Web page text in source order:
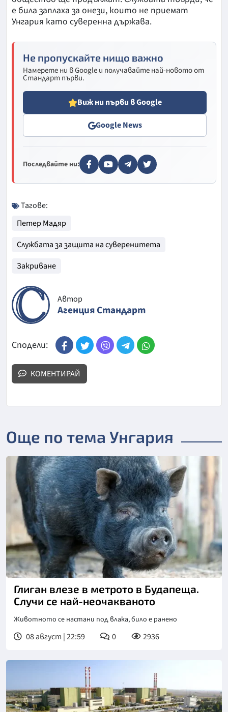
е била заплаха за онези, които не приемат
Унгария като суверенна държава.
Не пропускайте нищо важно
Намерете ни в Google и получавайте най-новото от
Стандарт първи.
Виж ни първи в Google
Google News
Последвайте ни:
Тагове:
Петер Мадяр
Службата за защита на суверенитета
Закриване
Автор
Агенция Стандарт
Сподели:
КОМЕНТИРАЙ
Още по тема Унгария
Глиган влезе в метрото в Будапеща.
Случи се най-неочакваното
Животното се настани под влака, било е ранено
08 август | 22:59 0 2936